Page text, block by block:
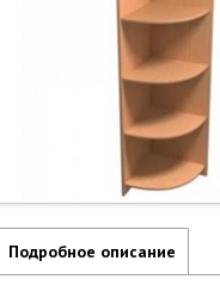
Подробное описание